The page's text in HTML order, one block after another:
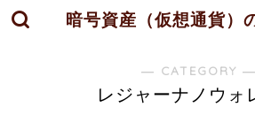
暗号資産（仮想通貨）
― CATEGORY ―
レジャーナノウォ